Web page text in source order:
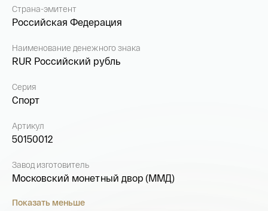
Страна-эмитент
Российская Федерация
Наименование денежного знака
RUR Российский рубль
Серия
Спорт
Артикул
50150012
Завод изготовитель
Московский монетный двор (ММД)
Показать меньше